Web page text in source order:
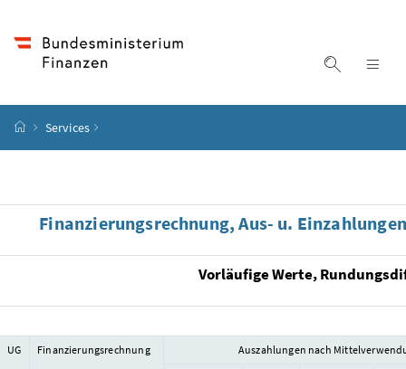
Suche
Startseite
Services
Finanzierungsrechnung, Aus- u.
Vorläufige Werte,
UG Finanzierungsrechnung Auszahlungen nach